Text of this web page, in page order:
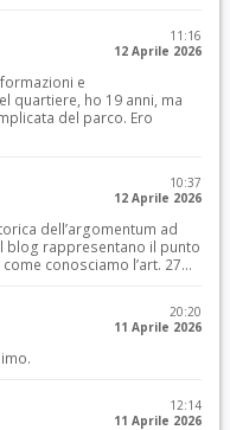
11:16
12 Aprile 2026
e
quartiere, ho 19 anni, ma
del parco. Ero
10:37
12 Aprile 2026
dell’argomentum ad
blog rappresentano il punto
conosciamo l’art. 27...
20:20
11 Aprile 2026
12:14
11 Aprile 2026